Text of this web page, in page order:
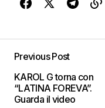
Previous Post
KAROL G torna con
“LATINA FOREVA”.
Guarda il video